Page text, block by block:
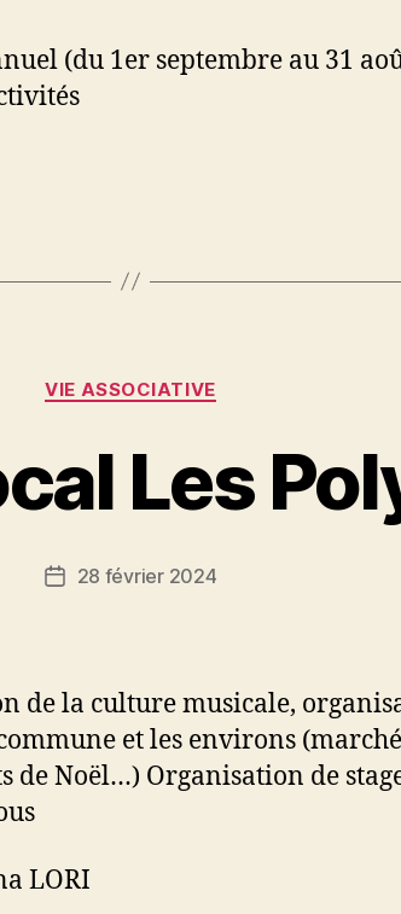
(du 1er septembre au 31
Catégories
VIE ASSOCIATIVE
Les
Date28 février 2024
de la culture musicale,
et les environs
de Noël…) Organisation de
LORI